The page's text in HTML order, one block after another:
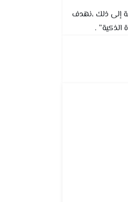
إلى ذلك ،نهدف
.